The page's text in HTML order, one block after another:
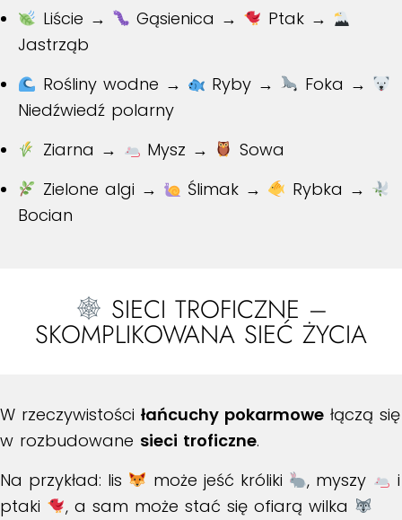
Liście → Gąsienica →
Ptak →
Jastrząb
Rośliny wodne →
Ryby →
Foka →
Niedźwiedź polarny
Ziarna →
Mysz →
Sowa
Zielone algi →
Ślimak →
Rybka →
Bocian
SIECI TROFICZNE –
SKOMPLIKOWANA SIEĆ ŻYCIA
W rzeczywistości łańcuchy pokarmowe łączą się
w rozbudowane sieci troficzne.
Na przykład: lis
może jeść króliki , myszy
i
ptaki
, a sam może stać się ofiarą wilka